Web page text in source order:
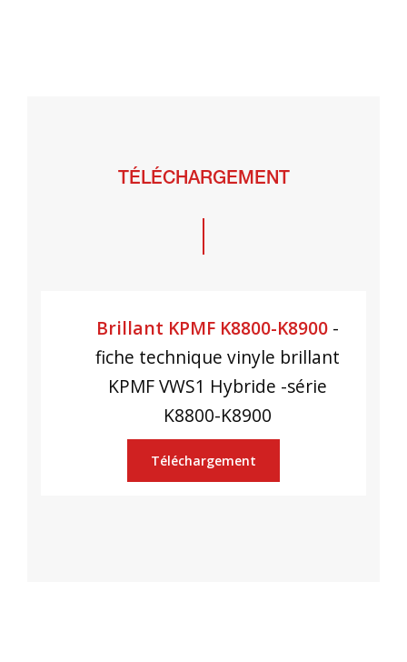
TÉLÉCHARGEMENT
Brillant KPMF K8800-K8900-
fiche technique vinyle brillant
KPMF VWS1 Hybride -série
K8800-K8900
Téléchargement